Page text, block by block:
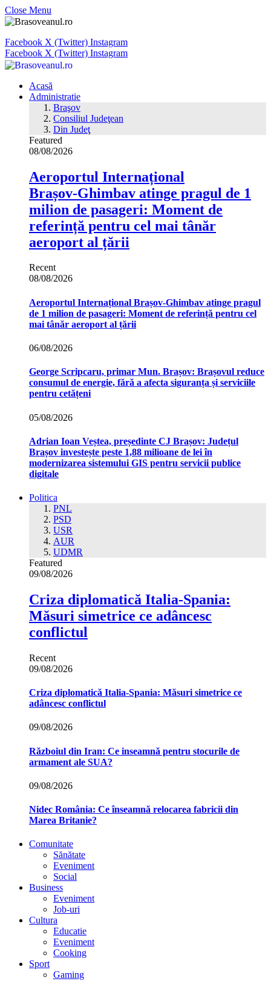
Close Menu
Facebook X (Twitter) Instagram
Facebook X (Twitter) Instagram
Acasă
Administratie
Braşov
Consiliul Judeţean
Din Judeţ
Featured
08/08/2026
Aeroportul Internațional
Brașov‑Ghimbav atinge pragul de 1
milion de pasageri: Moment de
referință pentru cel mai tânăr
aeroport al țării
Recent
08/08/2026
Aeroportul Internațional Brașov‑Ghimbav atinge pragul
de 1 milion de pasageri: Moment de referință pentru cel
mai tânăr aeroport al țării
06/08/2026
George Scripcaru, primar Mun. Brașov: Brașovul reduce
consumul de energie, fără a afecta siguranța și serviciile
pentru cetățeni
05/08/2026
Adrian Ioan Veștea, președinte CJ Brașov: Județul
Brașov investește peste 1,88 milioane de lei în
modernizarea sistemului GIS pentru servicii publice
digitale
Politica
PNL
PSD
USR
AUR
UDMR
Featured
09/08/2026
Criza diplomatică Italia-Spania:
Măsuri simetrice ce adâncesc
conflictul
Recent
09/08/2026
Criza diplomatică Italia-Spania: Măsuri simetrice ce
adâncesc conflictul
09/08/2026
Războiul din Iran: Ce inseamnă pentru stocurile de
armament ale SUA?
09/08/2026
Nidec România: Ce înseamnă relocarea fabricii din
Marea Britanie?
Comunitate
Sănătate
Eveniment
Social
Business
Eveniment
Job-uri
Cultura
Educatie
Eveniment
Cooking
Sport
Gaming